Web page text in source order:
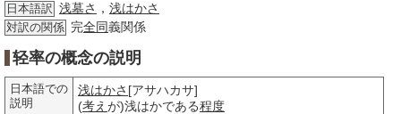
日本語訳 浅墓さ ， 浅はかさ
対訳の関係 完全同義関係
轻率の概念の説明
日本語での
説明
浅はかさ [アサハカサ]
(考え が)浅はかである程度